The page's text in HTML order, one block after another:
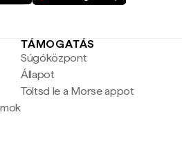
TÁMOGATÁS
Súgóközpont
Állapot
Töltsd le a Morse appot